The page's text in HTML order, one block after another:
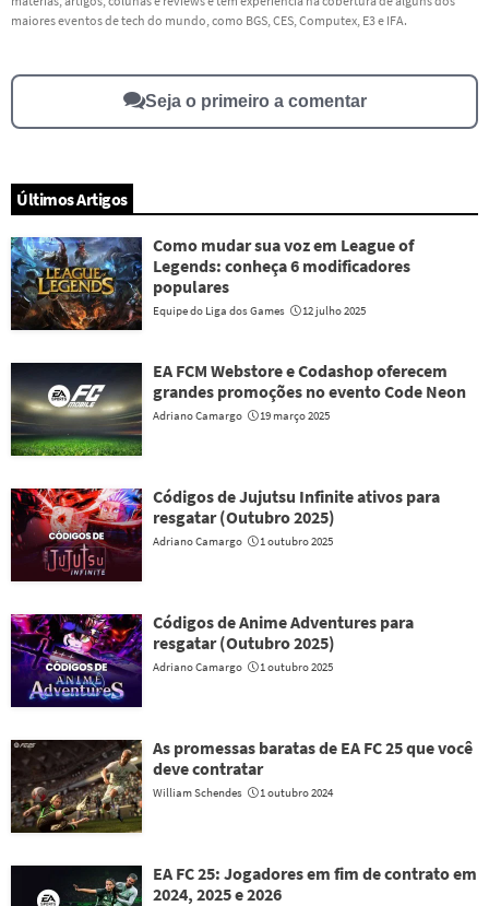
maiores eventos de tech do mundo, como BGS, CES, Computex, E3 e IFA.
Seja o primeiro a comentar
Últimos Artigos
Como mudar sua voz em League of
Legends: conheça 6 modificadores
populares
Equipe do Liga dos Games 12 julho 2025
EA FCM Webstore e Codashop oferecem
grandes promoções no evento Code Neon
Adriano Camargo 19 março 2025
Códigos de Jujutsu Infinite ativos para
resgatar (Outubro 2025)
Adriano Camargo 1 outubro 2025
Códigos de Anime Adventures para
resgatar (Outubro 2025)
Adriano Camargo 1 outubro 2025
As promessas baratas de EA FC 25 que você
deve contratar
William Schendes 1 outubro 2024
EA FC 25: Jogadores em fim de contrato em
2024, 2025 e 2026